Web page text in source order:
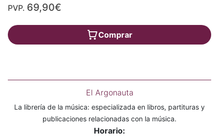
PVP. 69,90€
Comprar
El Argonauta
La librería de la música: especializada en libros, partituras y
publicaciones relacionadas con la música.
Horario: